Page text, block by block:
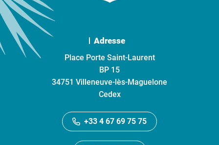
Adresse
Place Porte Saint-Laurent
BP 15
34751 Villeneuve-lès-Maguelone
Cedex
+33 4 67 69 75 75